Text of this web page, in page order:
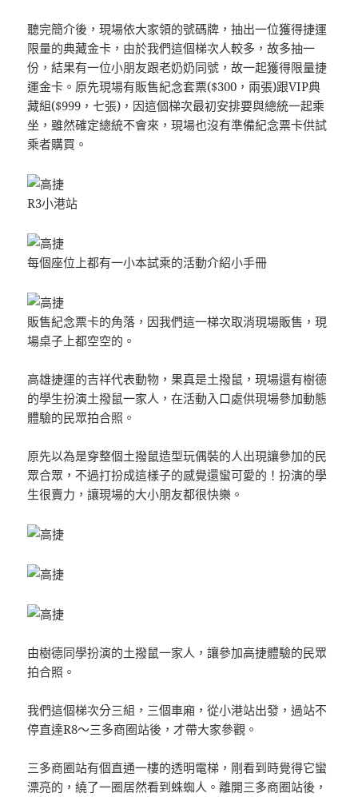
聽完簡介後，現場依大家領的號碼牌，抽出一位獲得捷運
限量的典藏金卡，由於我們這個梯次人較多，故多抽一
份，結果有一位小朋友跟老奶奶同號，故一起獲得限量捷
運金卡。原先現場有販售紀念套票($300，兩張)跟VIP典
藏組($999，七張)，因這個梯次最初安排要與總統一起乘
坐，雖然確定總統不會來，現場也沒有準備紀念票卡供試
乘者購買。
R3小港站
每個座位上都有一小本試乘的活動介紹小手冊
販售紀念票卡的角落，因我們這一梯次取消現場販售，現
場桌子上都空空的。
高雄捷運的吉祥代表動物，果真是土撥鼠，現場還有樹德
的學生扮演土撥鼠一家人，在活動入口處供現場參加動態
體驗的民眾拍合照。
原先以為是穿整個土撥鼠造型玩偶裝的人出現讓參加的民
眾合眾，不過打扮成這樣子的感覺還蠻可愛的！扮演的學
生很賣力，讓現場的大小朋友都很快樂。
由樹德同學扮演的土撥鼠一家人，讓參加高捷體驗的民眾
拍合照。
我們這個梯次分三組，三個車廂，從小港站出發，過站不
停直達R8～三多商圈站後，才帶大家參觀。
三多商圈站有個直通一樓的透明電梯，剛看到時覺得它蠻
漂亮的，繞了一圈居然看到蛛蜘人。離開三多商圈站後，